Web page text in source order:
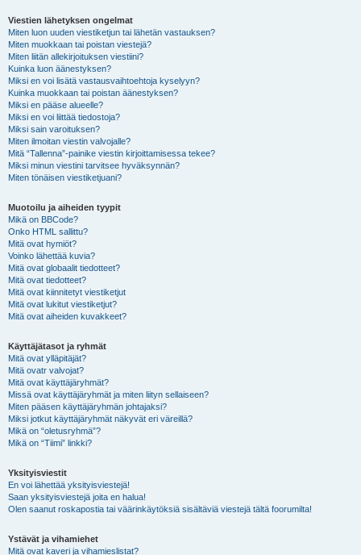
Viestien lähetyksen ongelmat
Miten luon uuden viestiketjun tai lähetän vastauksen?
Miten muokkaan tai poistan viestejä?
Miten liitän allekirjoituksen viestiini?
Kuinka luon äänestyksen?
Miksi en voi lisätä vastausvaihtoehtoja kyselyyn?
Kuinka muokkaan tai poistan äänestyksen?
Miksi en pääse alueelle?
Miksi en voi liittää tiedostoja?
Miksi sain varoituksen?
Miten ilmoitan viestin valvojalle?
Mitä “Tallenna”-painike viestin kirjoittamisessa tekee?
Miksi minun viestini tarvitsee hyväksynnän?
Miten tönäisen viestiketjuani?
Muotoilu ja aiheiden tyypit
Mikä on BBCode?
Onko HTML sallittu?
Mitä ovat hymiöt?
Voinko lähettää kuvia?
Mitä ovat globaalit tiedotteet?
Mitä ovat tiedotteet?
Mitä ovat kiinnitetyt viestiketjut
Mitä ovat lukitut viestiketjut?
Mitä ovat aiheiden kuvakkeet?
Käyttäjätasot ja ryhmät
Mitä ovat ylläpitäjät?
Mitä ovatr valvojat?
Mitä ovat käyttäjäryhmät?
Missä ovat käyttäjäryhmät ja miten liityn sellaiseen?
Miten pääsen käyttäjäryhmän johtajaksi?
Miksi jotkut käyttäjäryhmät näkyvät eri väreillä?
Mikä on “oletusryhmä”?
Mikä on “Tiimi” linkki?
Yksityisviestit
En voi lähettää yksityisviestejä!
Saan yksityisviestejä joita en halua!
Olen saanut roskapostia tai väärinkäytöksiä sisältäviä viestejä tältä foorumilta!
Ystävät ja vihamiehet
Mitä ovat kaveri ja vihamieslistat?